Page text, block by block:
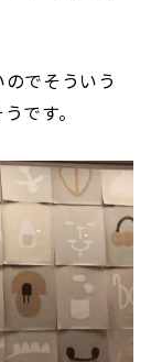
でそういう
です。